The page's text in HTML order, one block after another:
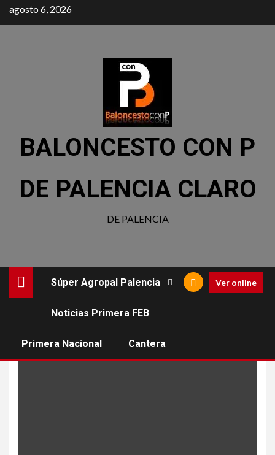
agosto 6, 2026
BALONCESTO CON P
DE PALENCIA CLARO
DE PALENCIA
Súper Agropal Palencia
Noticias Primera FEB
Primera Nacional Cantera
Ver online